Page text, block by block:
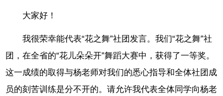
大家好！
我很荣幸能代表“花之舞”社团发言。我们“花之舞”社
团，在全省的“花儿朵朵开”舞蹈大赛中，获得了一等奖。
这一成绩的取得与杨老师对我们的悉心指导和全体社团成
员的刻苦训练是分不开的。请允许我代表全体同学向杨老